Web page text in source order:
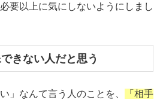
要以上に気にしないようにしまし
きない人だと思う
」なんて言う人のことを、
「相手